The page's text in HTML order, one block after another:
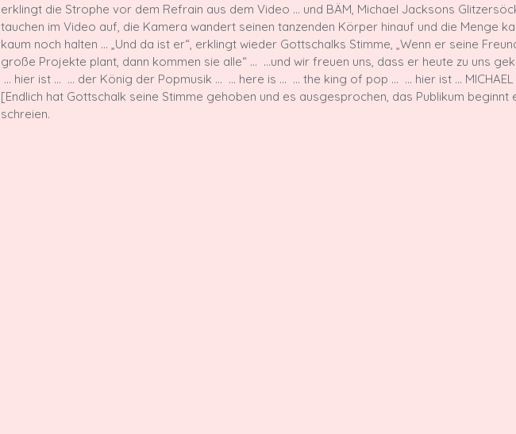
erklingt die Strophe vor dem Refrain aus dem Video … und BÄM, Michael Jacksons
tauchen im Video auf, die Kamera wandert seinen tanzenden Körper hinauf und die Menge
kaum noch halten … „Und da ist er“, erklingt wieder Gottschalks Stimme, „Wenn er seine
große Projekte plant, dann kommen sie alle“ … …und wir freuen uns, dass er heute zu uns
… hier ist … … der König der Popmusik … … here is … … the king of pop … … hier ist …
[Endlich hat Gottschalk seine Stimme gehoben und es ausgesprochen, das Publikum beginnt
schreien.